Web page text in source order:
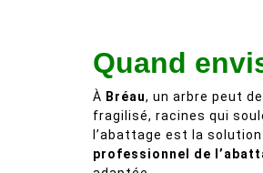
Quand
À Bréau, un arbre peut
fragilisé, racines qui
l’abattage est la
professionnel de